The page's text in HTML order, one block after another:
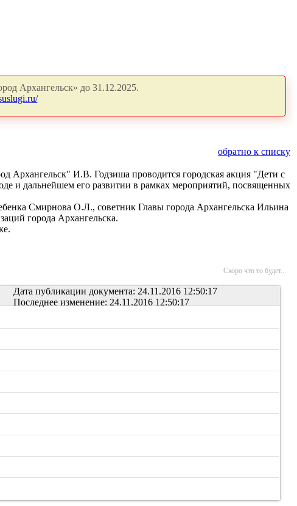
Архангельск» до 31.12.2025.
обратно к списку
Архангельск" И.В. Годзиша проводится городская акция "Дети с
и дальнейшем его развитии в рамках мероприятий, посвященных
Смирнова О.Л., советник Главы города Архангельска Ильина
города Архангельска.
Скоро что то будет...
Дата публикации документа: 24.11.2016 12:50:17
Последнее изменение: 24.11.2016 12:50:17